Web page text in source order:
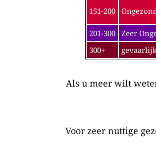
151-200
201-300 Zeer
300+
Als u meer wilt
Voor zeer nuttige